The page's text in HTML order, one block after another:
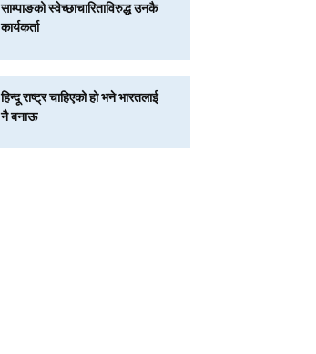
साम्पाङको स्वेच्छाचारिताविरुद्ध उनकै
कार्यकर्ता
हिन्दू राष्ट्र चाहिएको हो भने भारतलाई
नै बनाऊ